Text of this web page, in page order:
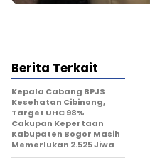
Berita Terkait
Kepala Cabang BPJS
Kesehatan Cibinong,
Target UHC 98%
Cakupan Kepertaan
Kabupaten Bogor Masih
Memerlukan 2.525 Jiwa